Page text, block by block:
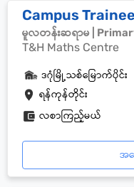
Campus
မူလတန်းဆရာမ |
T&H Maths Centre
ရန်ကုန်တိုင်း
ဒဂုံမြို့သစ်မြောက်ပိုင်း
လစာကြည့်မယ်
အ